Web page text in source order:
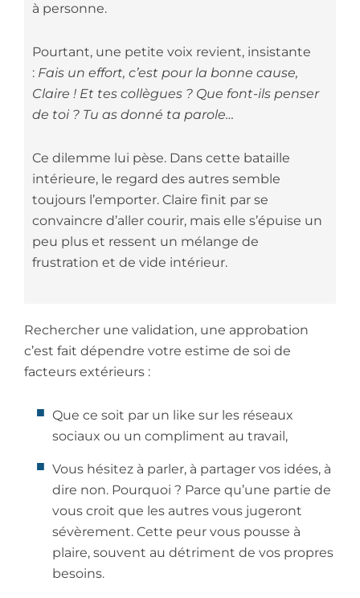
à personne.
Pourtant, une petite voix revient, insistante
: Fais un effort, c’est pour la bonne cause,
Claire ! Et tes collègues ? Que font-ils penser
de toi ? Tu as donné ta parole…
Ce dilemme lui pèse. Dans cette bataille
intérieure, le regard des autres semble
toujours l’emporter. Claire finit par se
convaincre d’aller courir, mais elle s’épuise un
peu plus et ressent un mélange de
frustration et de vide intérieur.
Rechercher une validation, une approbation
c’est fait dépendre votre estime de soi de
facteurs extérieurs :
Que ce soit par un like sur les réseaux
sociaux ou un compliment au travail,
Vous hésitez à parler, à partager vos idées, à
dire non. Pourquoi ? Parce qu’une partie de
vous croit que les autres vous jugeront
sévèrement. Cette peur vous pousse à
plaire, souvent au détriment de vos propres
besoins.